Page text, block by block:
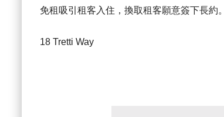
免租吸引租客入住，換取租客願意簽下長約。
18 Tretti Way